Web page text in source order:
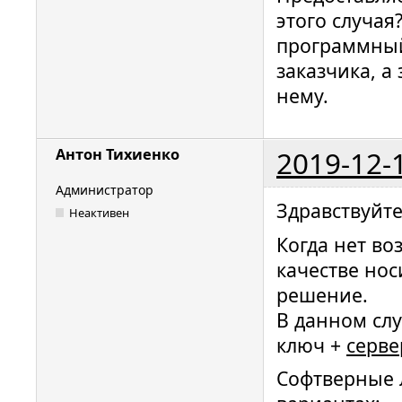
этого
заказчика,
нему.
Антон Тихиенко 2019-12-
Администратор
Неактивен
Когда нет
качестве
решение.
В данном
ключ +
Софтверные